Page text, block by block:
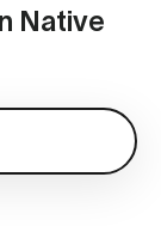
Native